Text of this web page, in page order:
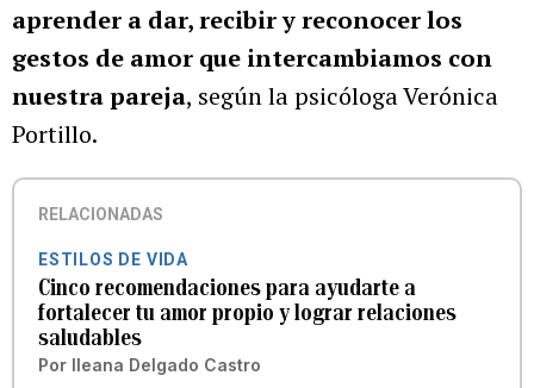
aprender a dar, recibir y reconocer los
gestos de amor que intercambiamos con
nuestra pareja, según la psicóloga Verónica
Portillo.
RELACIONADAS
ESTILOS DE VIDA
Cinco recomendaciones para ayudarte a
fortalecer tu amor propio y lograr relaciones
saludables
Por Ileana Delgado Castro